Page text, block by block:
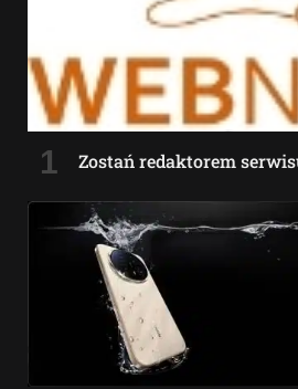
Zostań redaktorem